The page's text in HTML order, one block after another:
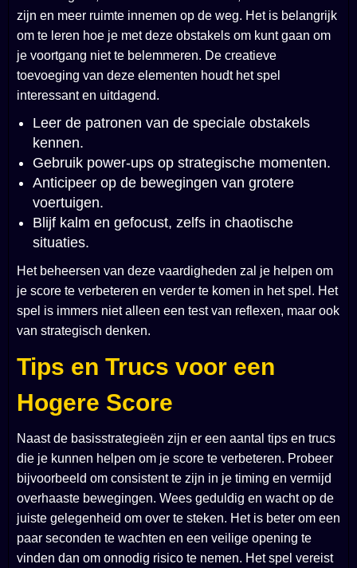
zijn en meer ruimte innemen op de weg. Het is belangrijk
om te leren hoe je met deze obstakels om kunt gaan om
je voortgang niet te belemmeren. De creatieve
toevoeging van deze elementen houdt het spel
interessant en uitdagend.
Leer de patronen van de speciale obstakels
kennen.
Gebruik power-ups op strategische momenten.
Anticipeer op de bewegingen van grotere
voertuigen.
Blijf kalm en gefocust, zelfs in chaotische
situaties.
Het beheersen van deze vaardigheden zal je helpen om
je score te verbeteren en verder te komen in het spel. Het
spel is immers niet alleen een test van reflexen, maar ook
van strategisch denken.
Tips en Trucs voor een
Hogere Score
Naast de basisstrategieën zijn er een aantal tips en trucs
die je kunnen helpen om je score te verbeteren. Probeer
bijvoorbeeld om consistent te zijn in je timing en vermijd
overhaaste bewegingen. Wees geduldig en wacht op de
juiste gelegenheid om over te steken. Het is beter om een
paar seconden te wachten en een veilige opening te
vinden dan om onnodig risico te nemen. Het spel vereist